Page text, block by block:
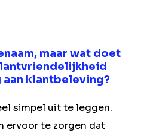
maar wat doet
aan klantbeleving?
simpel uit te leggen.
ervoor te zorgen dat